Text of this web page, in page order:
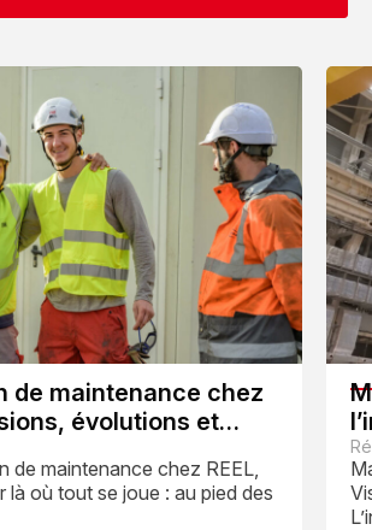
de maintenance chez
évolutions et
de maintenance chez REEL,
là où tout se joue : au pied des